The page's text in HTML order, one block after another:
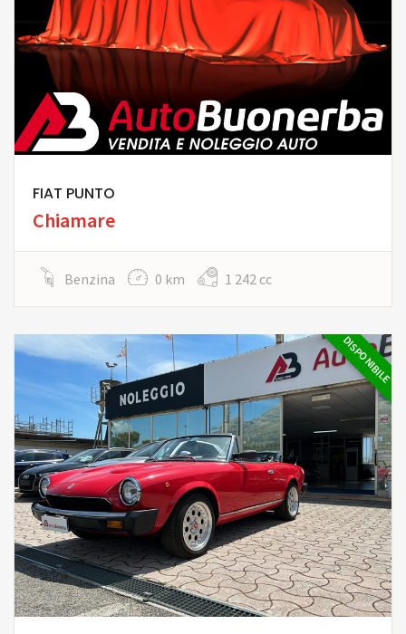
FIAT PUNTO
Chiamare
Benzina 0 km 1 242 cc
DISPONIBILE